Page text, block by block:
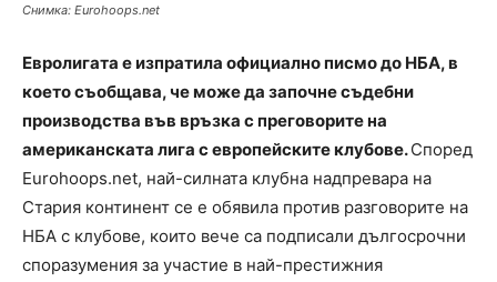
Снимка: Eurohoops.net
Евролигата е изпратила официално писмо до НБА, в
което съобщава, че може да започне съдебни
производства във връзка с преговорите на
американската лига с европейските клубове.Според
Eurohoops.net, най-силната клубна надпревара на
Стария континент се е обявила против разговорите на
НБА с клубове, които вече са подписали дългосрочни
споразумения за участие в най-престижния